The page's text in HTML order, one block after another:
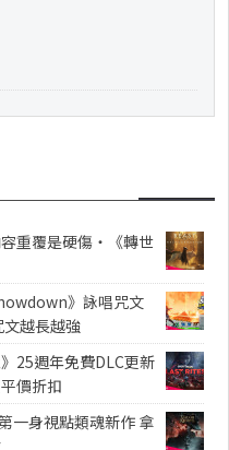
重覆是硬傷・《轉世
》詠唱咒文
越長越強
25週年免費DLC更新
價折扣
一身視點類魂新作 拿